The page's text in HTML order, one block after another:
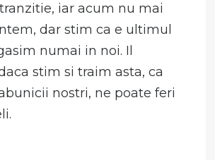
iar acum nu mai
dar stim ca e ultimul
numai in noi. Il
stim si traim asta, ca
nostri, ne poate feri